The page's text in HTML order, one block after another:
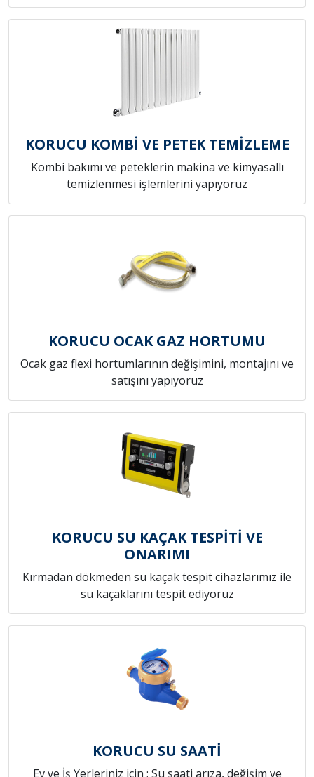
KORUCU KOMBİ VE PETEK TEMİZLEME
Kombi bakımı ve peteklerin makina ve kimyasallı
temizlenmesi işlemlerini yapıyoruz
KORUCU OCAK GAZ HORTUMU
Ocak gaz flexi hortumlarının değişimini, montajını ve
satışını yapıyoruz
KORUCU SU KAÇAK TESPİTİ VE
ONARIMI
Kırmadan dökmeden su kaçak tespit cihazlarımız ile
su kaçaklarını tespit ediyoruz
KORUCU SU SAATİ
Ev ve İş Yerleriniz için ; Su saati arıza, değişim ve